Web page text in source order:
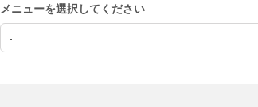
メニューを選択してください
-